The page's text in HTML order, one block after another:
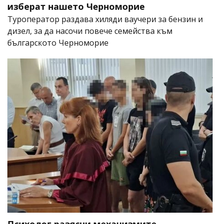
изберат нашето Черноморие
Туроператор раздава хиляди ваучери за бензин и
дизел, за да насочи повече семейства към
българското Черноморие